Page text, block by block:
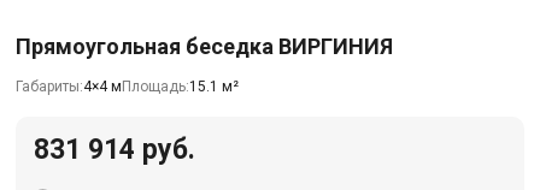
Прямоугольная беседка ВИРГИНИЯ
Габариты:4×4 м Площадь:15.1 м²
831 914 руб.